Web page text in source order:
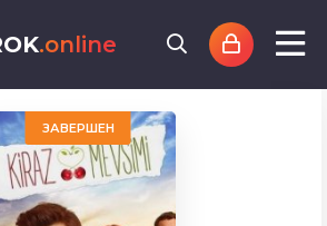
.online
ЗАВЕРШЕН